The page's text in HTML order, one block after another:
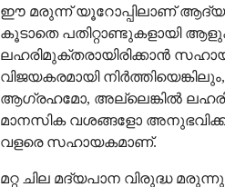
ഈ മരുന്ന് യൂറോപ്പിലാണ്
കൂടാതെ പതിറ്റാണ്ടുകളായി
ലഹരിമുക്തരായിരിക്കാൻ
വിജയകരമായി
ആഗ്രഹമോ, അല്ലെങ്കിൽ
മാനസിക വശങ്ങളോ
വളരെ സഹായകമാണ്.
മറ്റ ചില മദ്യപാന വിരുദ്ധ